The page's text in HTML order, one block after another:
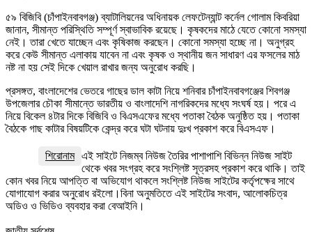
৫৯ বিজিবি (চাঁপাইনবাবগঞ্জ) ব্যাটালিয়নের অধিনায়ক লেফটেন্যান্ট কর্নেল গোলাম কিবরিয়া
জানান, সীমান্ত পরিস্থিতি সম্পূর্ণ স্বাভাবিক রয়েছে। কৃষকদের মাঠে যেতে কোনো সমস্যা
নেই। তারা খেতে যাচ্ছেন এবং কৃষিকাজ করছেন। কোনো সমস্যা হচ্ছে না। অনুগ্রহ
করে কেউ সীমান্ত এলাকায় যাবেন না এবং কৃষক ও স্থানীয় জন সাধারণ এর ফসলের মাঠ
নষ্ট না হয় সেই দিকে খেয়াল রাখার জন্য অনুরোধ করছি।
প্রসঙ্গত, বাংলাদেশের ভেতরে গাছের ডাল কাটা নিয়ে শনিবার চাঁপাইনবাবগঞ্জের শিবগঞ্জ
উপজেলার চৌকা সীমান্তে ভারতীয় ও বাংলাদেশি নাগরিকদের মধ্যে সংঘর্ষ হয়। পরে এ
নিয়ে বিকেল ৪টার দিকে বিজিবি ও বিএসএফের মধ্যে পতাকা বৈঠক অনুষ্ঠিত হয়। পতাকা
বৈঠকে গাছ কাটার বিষয়টিকে কেন্দ্র করে ঘটা ঘটনায় দুঃখ প্রকাশ করে বিএসএফ।
শিরোনাম এই সাইটে নিজম্ব নিউজ তৈরির পাশাপাশি বিভিন্ন নিউজ সাইট
থেকে খবর সংগ্রহ করে সংশ্লিষ্ট সূত্রসহ প্রকাশ করে থাকি। তাই
কোন খবর নিয়ে আপত্তি বা অভিযোগ থাকলে সংশ্লিষ্ট নিউজ সাইটের কর্তৃপক্ষের সাথে
যোগাযোগ করার অনুরোধ রইলো।বিনা অনুমতিতে এই সাইটের সংবাদ, আলোকচিত্র
অডিও ও ভিডিও ব্যবহার করা বেআইনি।